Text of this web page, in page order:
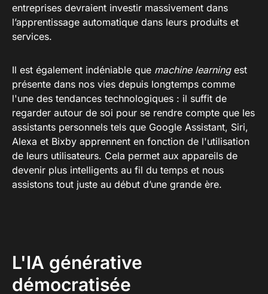
entreprises devraient investir massivement dans
l’apprentissage automatique dans leurs produits et
services.
Il est également indéniable que machine learningest
présente dans nos vies depuis longtemps comme
l'une des tendances technologiques : il suffit de
regarder autour de soi pour se rendre compte que les
assistants personnels tels que Google Assistant, Siri,
Alexa et Bixby apprennent en fonction de l'utilisation
de leurs utilisateurs. Cela permet aux appareils de
devenir plus intelligents au fil du temps et nous
assistons tout juste au début d’une grande ère.
L'IA générative
démocratisée